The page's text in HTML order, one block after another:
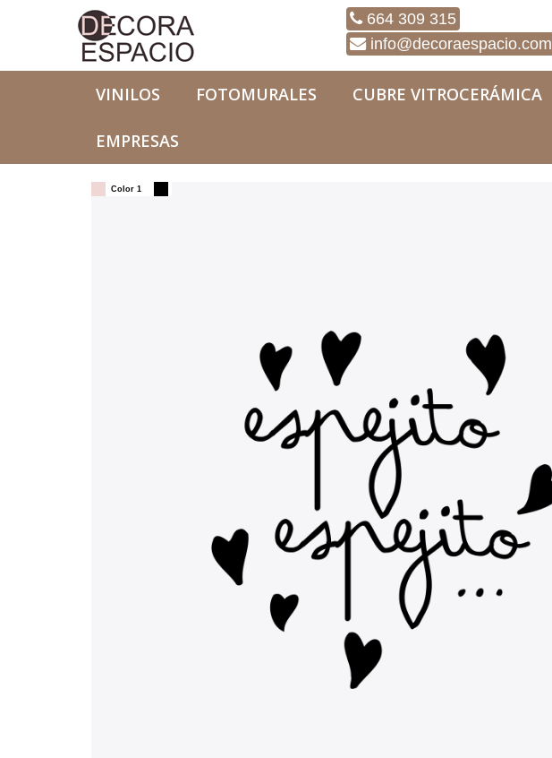
664 309 315
info@decoraespacio.com
VINILOS FOTOMURALES CUBRE VITROCERÁMICA
EMPRESAS
Vinilos
Color 1